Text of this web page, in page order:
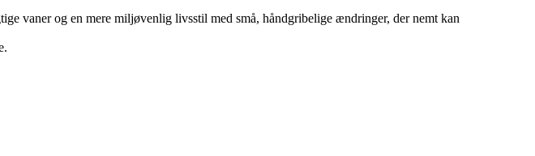
vaner og en mere miljøvenlig livsstil med små, håndgribelige ændringer, der nemt kan